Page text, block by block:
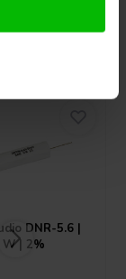
DNR-5.6 |
| 2%